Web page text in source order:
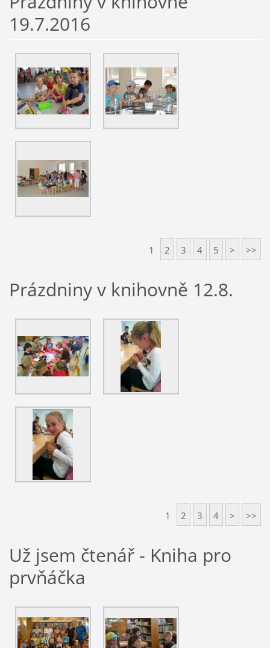
19.7.2016
1 2 3 4 5 > >>
Prázdniny v knihovně 12.8.
1 2 3 4 > >>
Už jsem čtenář - Kniha pro
prvňáčka